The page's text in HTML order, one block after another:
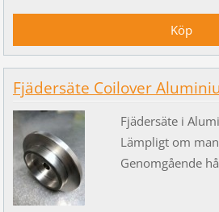
Fjädersäte Coilover
Fjädersäte i
Lämpligt om
Genomgående